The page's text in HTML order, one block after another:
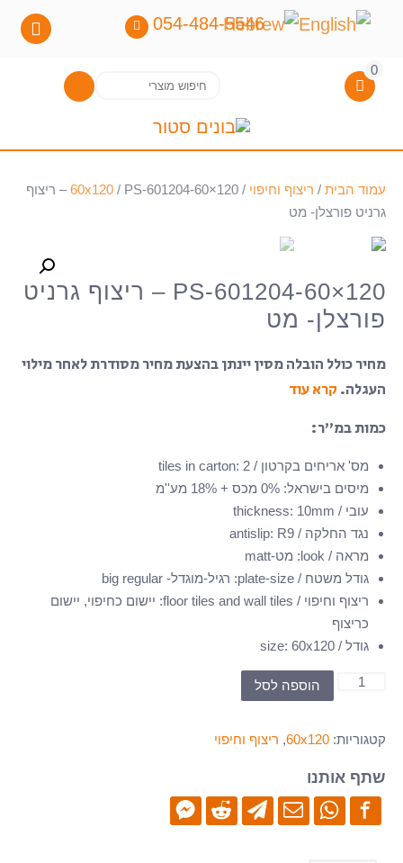
054-484-5546
חיפוש
0
עמוד הבית/ ריצוף וחיפוי /
60x120/ PS-601204-60×120 – ריצוף
גרניט פורצלן- מט
PS-601204-60×120 – ריצוף גרניט
פורצלן- מט
מחיר כולל הובלה מסין יינתן בהצעת מחיר מסודרת לאחר מילוי
העגלה. קרא עוד
כמות במ”ר:
מס' אריחים בקרטון / tiles in carton : 2
מיסים בישראל: 0% מכס + 18% מע''מ
עובי / thickness
: 10mm
נגד החלקה / antislip
: R9
מראה / look
: מט-matt
גודל משטח / plate-size
: רגיל-מוגדל- big regular
ריצוף וחיפוי / floor tiles and wall tiles
: יישום כחיפוי, יישום
כריצוף
גודל / size
:60x120
כמות
601204-
60x120
ריצוף
הוספה לסל
קטגוריות: 60x120
, ריצוף וחיפוי
שתף אותנו